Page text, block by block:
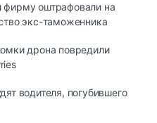
фирму оштрафовали на
экс-таможенника
дрона повредили
водителя, погубившего